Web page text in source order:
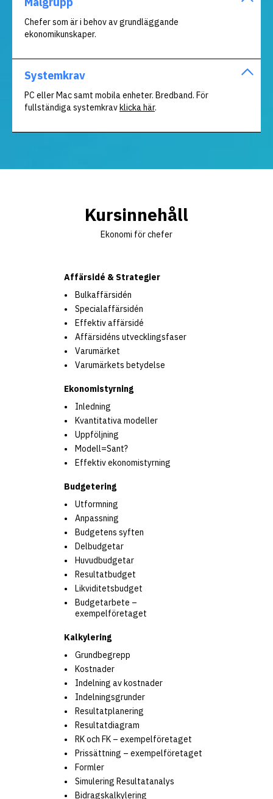
Chefer som är i behov av grundläggande
ekonomikunskaper.
Systemkrav
PC eller Mac samt mobila enheter. Bredband. För
fullständiga systemkravklicka här.
Kursinnehåll
Ekonomi för chefer
Affärsidé & Strategier
Bulkaffärsidén
Specialaffärsidén
Effektiv affärsidé
Affärsidéns utvecklingsfaser
Varumärket
Varumärkets betydelse
Ekonomistyrning
Inledning
Kvantitativa modeller
Uppföljning
Modell=Sant?
Effektiv ekonomistyrning
Budgetering
Utformning
Anpassning
Budgetens syften
Delbudgetar
Huvudbudgetar
Resultatbudget
Likviditetsbudget
Budgetarbete –
exempelföretaget
Kalkylering
Grundbegrepp
Kostnader
Indelning av kostnader
Indelningsgrunder
Resultatplanering
Resultatdiagram
RK och FK – exempelföretaget
Prissättning – exempelföretaget
Formler
Simulering Resultatanalys
Bidragskalkylering